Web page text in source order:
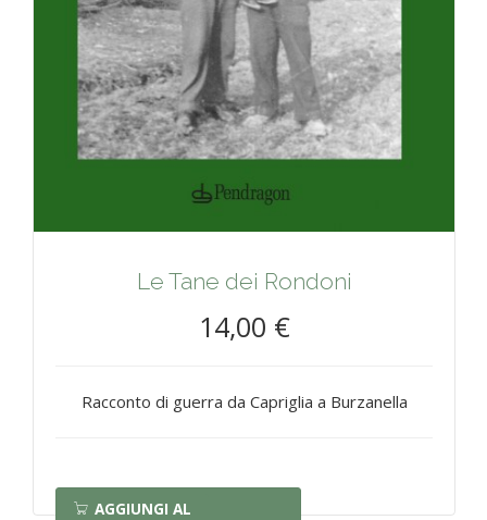
Le Tane dei Rondoni
14,00 €
Racconto di guerra da Capriglia a Burzanella
AGGIUNGI AL